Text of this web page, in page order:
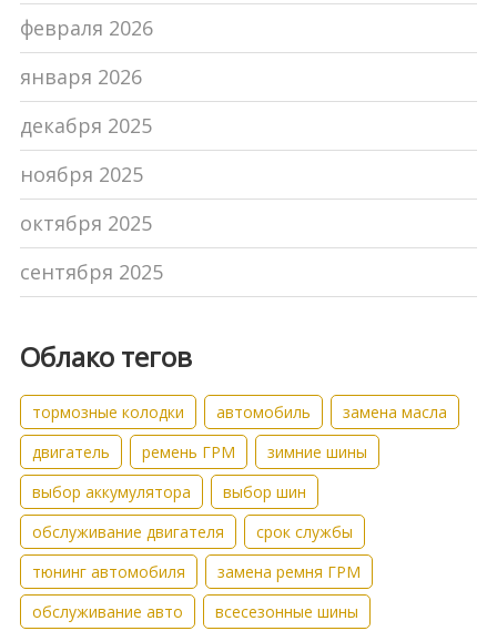
февраля 2026
января 2026
декабря 2025
ноября 2025
октября 2025
сентября 2025
Облако тегов
тормозные колодки автомобиль
замена масла
двигатель
ремень ГРМ
зимние шины
выбор аккумулятора
выбор шин
обслуживание двигателя
срок службы
тюнинг автомобиля
замена ремня ГРМ
обслуживание авто
всесезонные шины